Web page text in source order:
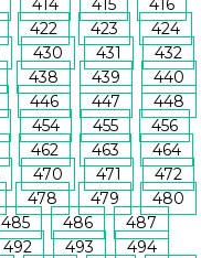
414 415
416
422 423
424
430 431
432
438 439
440
446 447
448
454 455
456
462 463
464
470 471
472
478 479
480
485 486
487
492 493
494